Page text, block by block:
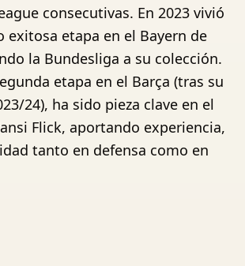
consecutivas. En 2023 vivió
exitosa etapa en el Bayern de
la Bundesliga a su colección.
etapa en el Barça (tras su
24), ha sido pieza clave en el
Flick, aportando experiencia,
tanto en defensa como en